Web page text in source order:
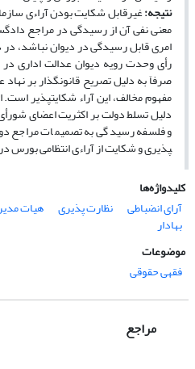
نتیجه­:غیرقابل شکایت بودن آراءی
معنی نفی آن از رسیدگی در مراجع
امری قابل رسیدگی در دیوان نباشد،
رأی وحدت رویه دیوان عدالت
صرفاَ به دلیل تصریح قانونگذار بر
مفهوم مخالف، این آراء شکایت­پذیر
دلیل تسلط دولت بر اکثریت اعضای
و فلسفه رسیدگی به تصمیمات مراجع
پذیری و شکایت از آراءی انتظامی
کلیدواژه‌ها
آرای انضباطی
نظارت پذیری هیات
بهادار
موضوعات
فقهی حقوقی
مراجع